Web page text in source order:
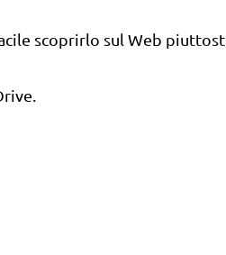
scoprirlo sul Web